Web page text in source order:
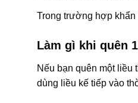
Trong trường hợp khẩn
Làm gì khi quên
Nếu bạn quên một liều
dùng liều kế tiếp vào